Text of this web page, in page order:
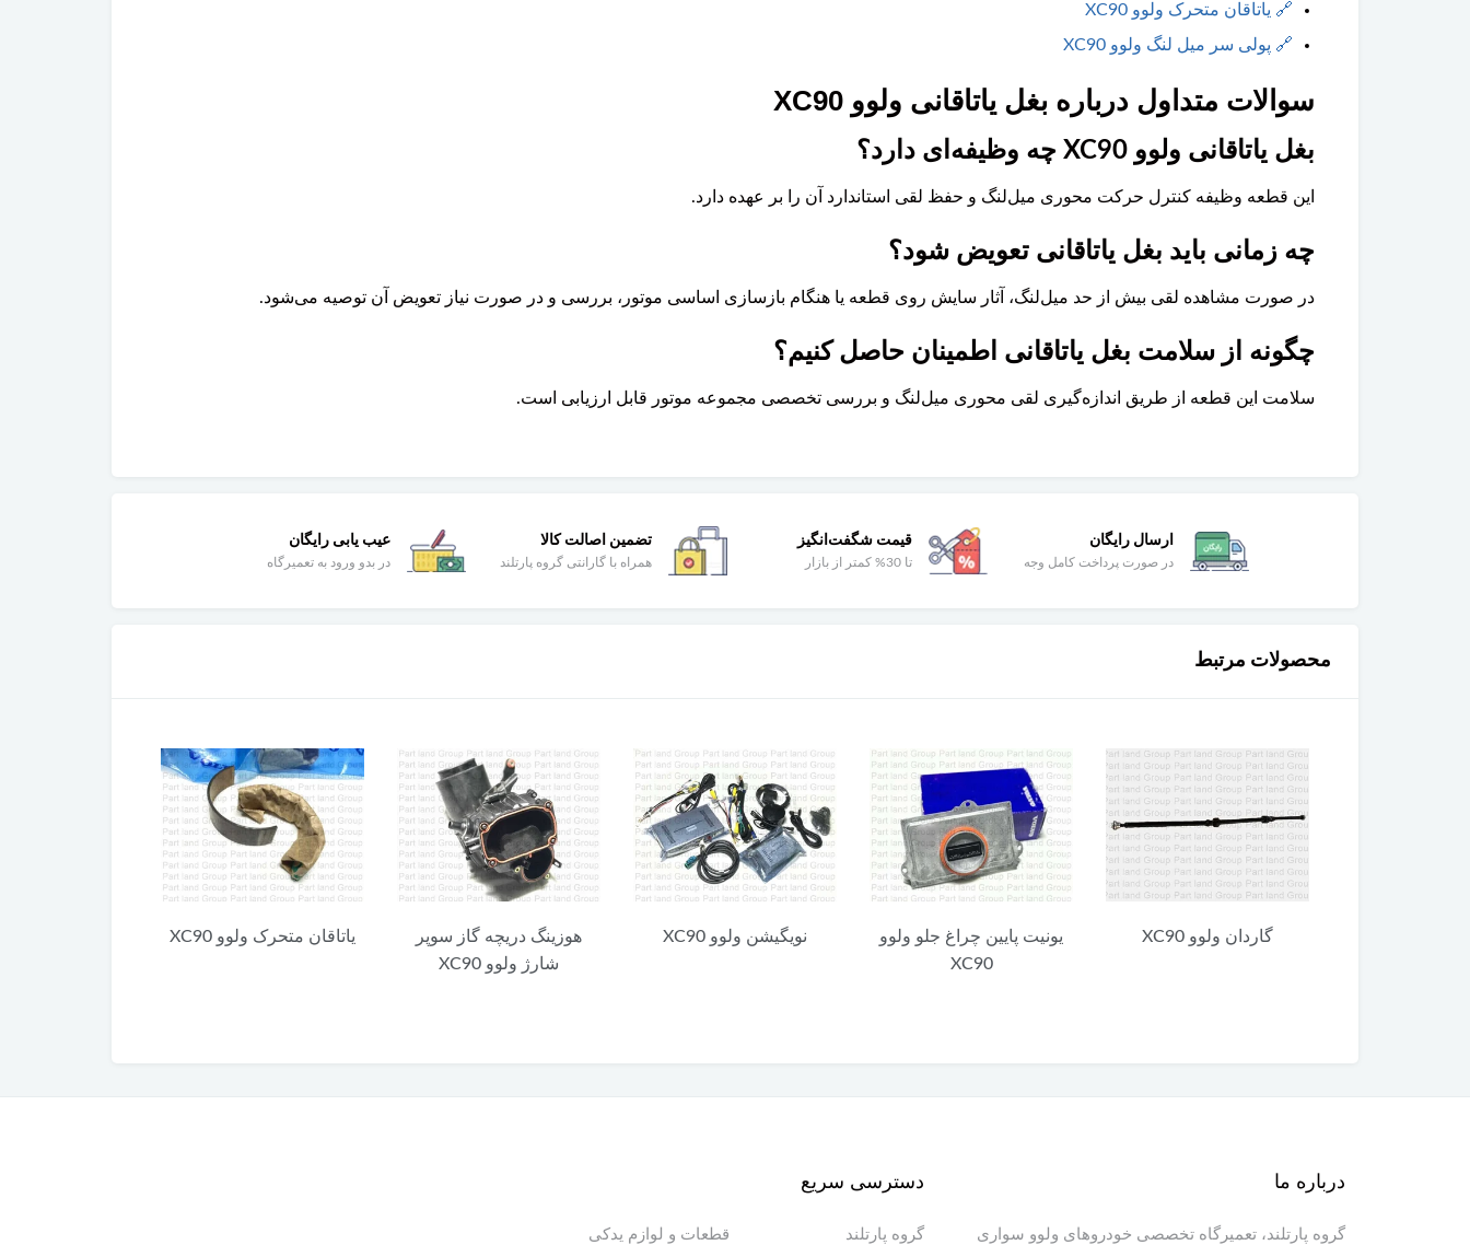
🔗 یاتاقان متحرک ولوو XC90
🔗 پولی سر میل لنگ ولوو XC90
سوالات متداول درباره بغل یاتاقانی ولوو XC90
بغل یاتاقانی ولوو XC90 چه وظیفه‌ای دارد؟
این قطعه وظیفه کنترل حرکت محوری میل‌لنگ و حفظ لقی استاندارد آن را بر عهده دارد.
چه زمانی باید بغل یاتاقانی تعویض شود؟
در صورت مشاهده لقی بیش از حد میل‌لنگ، آثار سایش روی قطعه یا هنگام بازسازی اساسی موتور، بررسی و در صورت نیاز تعویض آن توصیه می‌شود.
چگونه از سلامت بغل یاتاقانی اطمینان حاصل کنیم؟
سلامت این قطعه از طریق اندازه‌گیری لقی محوری میل‌لنگ و بررسی تخصصی مجموعه موتور قابل ارزیابی است.
ارسال رایگان
در صورت پرداخت کامل وجه
قیمت شگفت‌انگیز
تا 30% کمتر از بازار
تضمین اصالت کالا
همراه با گارانتی گروه پارتلند
عیب یابی رایگان
در بدو ورود به تعمیرگاه
محصولات مرتبط
گاردان ولوو XC90
یونیت پایین چراغ جلو ولوو
XC90
نویگیشن ولوو XC90
هوزینگ دریچه گاز سوپر
شارژ ولوو XC90
یاتاقان متحرک ولوو XC90
درباره ما
گروه پارتلند، تعمیرگاه تخصصی خودروهای ولوو سواری
دسترسی سریع
گروه پارتلند قطعات و لوازم یدکی